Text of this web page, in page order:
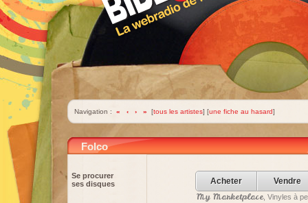
Navigation : « ‹ › » [tous les artistes] [une fiche au hasard]
Folco
Se procurer
ses disques
Acheter Vendre
My Marketplace, Vinyles à